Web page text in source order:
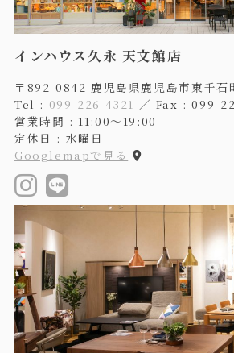
インハウス久永 天文館店
〒892-0842 鹿児島県鹿児島市東千石
Tel : 099-226-4321 ／ Fax : 099-
営業時間 : 11:00〜19:00
定休日 : 水曜日
Googlemapで見る